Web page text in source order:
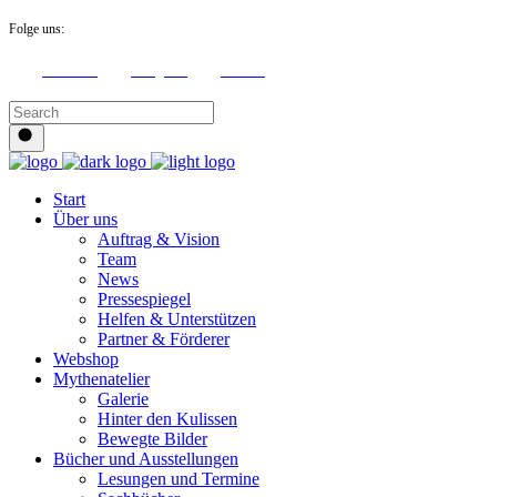
Folge uns:
Start
Über uns
Auftrag & Vision
Team
News
Pressespiegel
Helfen & Unterstützen
Partner & Förderer
Webshop
Mythenatelier
Galerie
Hinter den Kulissen
Bewegte Bilder
Bücher und Ausstellungen
Lesungen und Termine